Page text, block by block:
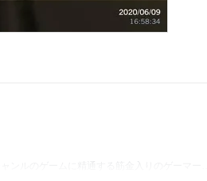
ンルのゲームに精通する筋金入りのゲーマー。